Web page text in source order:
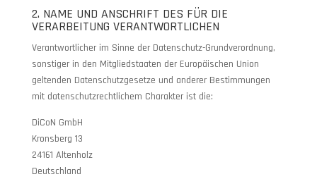
2. NAME UND ANSCHRIFT DES FÜR DIE
VERARBEITUNG VERANTWORTLICHEN
Verantwortlicher im Sinne der Datenschutz-Grundverordnung,
sonstiger in den Mitgliedstaaten der Europäischen Union
geltenden Datenschutzgesetze und anderer Bestimmungen
mit datenschutzrechtlichem Charakter ist die:
DiCoN GmbH
Kronsberg 13
24161 Altenholz
Deutschland